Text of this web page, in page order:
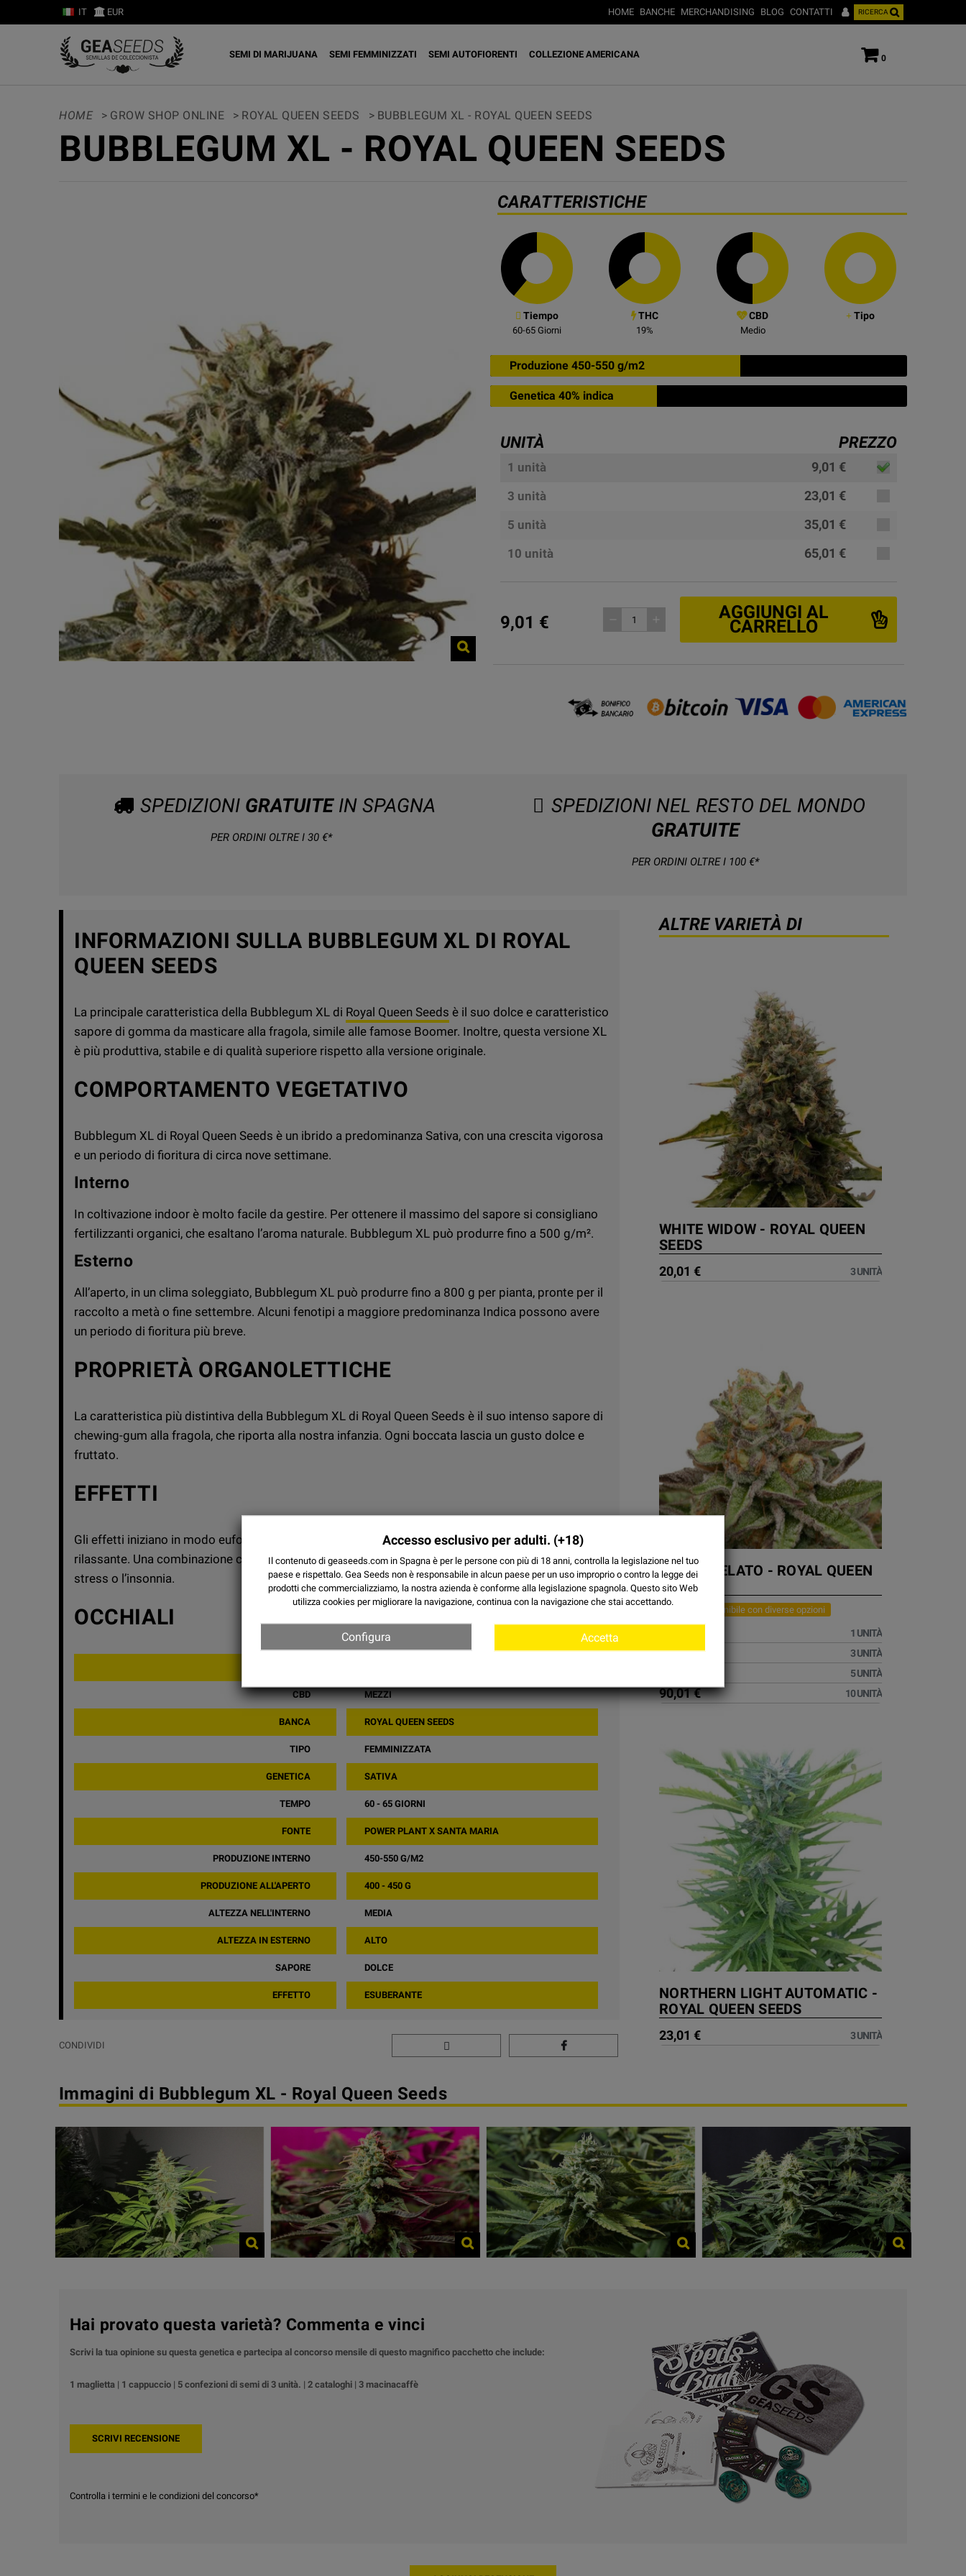
IT EUR HOME BANCHE MERCHANDISING BLOG CONTATTI RICERCA
SEMI DI MARIJUANA SEMI FEMMINIZZATI SEMI AUTOFIORENTI COLLEZIONE AMERICANA 0
HOME > GROW SHOP ONLINE > ROYAL QUEEN SEEDS > BUBBLEGUM XL - ROYAL QUEEN SEEDS
BUBBLEGUM XL - ROYAL QUEEN SEEDS
CARATTERISTICHE
Tiempo
60-65 Giorni
THC
19%
CBD
Medio
Tipo
Produzione 450-550 g/m2
Genetica 40% indica
UNITÀ PREZZO
1 unità 9,01 €
3 unità 23,01 €
5 unità 35,01 €
10 unità 65,01 €
9,01 € add AGGIUNGI AL
CARRELLO
SPEDIZIONI GRATUITEIN SPAGNA
PER ORDINI OLTRE I 30 €*
SPEDIZIONI NEL RESTO DEL MONDO
GRATUITE
PER ORDINI OLTRE I 100 €*
INFORMAZIONI SULLA BUBBLEGUM XL DI ROYAL
QUEEN SEEDS
La principale caratteristica della Bubblegum XL di Royal Queen Seeds è il suo dolce e caratteristico
sapore di gomma da masticare alla fragola, simile alle famose Boomer. Inoltre, questa versione XL
è più produttiva, stabile e di qualità superiore rispetto alla versione originale.
COMPORTAMENTO VEGETATIVO
Bubblegum XL di Royal Queen Seeds è un ibrido a predominanza Sativa, con una crescita vigorosa
e un periodo di fioritura di circa nove settimane.
Interno
In coltivazione indoor è molto facile da gestire. Per ottenere il massimo del sapore si consigliano
fertilizzanti organici, che esaltano l’aroma naturale. Bubblegum XL può produrre fino a 500 g/m².
Esterno
All’aperto, in un clima soleggiato, Bubblegum XL può produrre fino a 800 g per pianta, pronte per il
raccolto a metà o fine settembre. Alcuni fenotipi a maggiore predominanza Indica possono avere
un periodo di fioritura più breve.
PROPRIETÀ ORGANOLETTICHE
La caratteristica più distintiva della Bubblegum XL di Royal Queen Seeds è il suo intenso sapore di
chewing-gum alla fragola, che riporta alla nostra infanzia. Ogni boccata lascia un gusto dolce e
fruttato.
EFFETTI
Gli effetti iniziano in modo euforico e allegro, per poi evolversi in una sensazione profonda e
rilassante. Una combinazione complessa ed equilibrata, ideale anche come supporto contro lo
stress o l’insonnia.
OCCHIALI
CBD MEZZI
BANCA ROYAL QUEEN SEEDS
TIPO FEMMINIZZATA
GENETICA SATIVA
TEMPO 60 - 65 GIORNI
FONTE POWER PLANT X SANTA MARIA
PRODUZIONE INTERNO 450-550 G/M2
PRODUZIONE ALL'APERTO 400 - 450 G
ALTEZZA NELL'INTERNO MEDIA
ALTEZZA IN ESTERNO ALTO
SAPORE DOLCE
EFFETTO ESUBERANTE
CONDIVIDI
ALTRE VARIETÀ DI
WHITE WIDOW - ROYAL QUEEN
SEEDS
20,01 € 3 UNITÀ
GREEN GELATO - ROYAL QUEEN
SEEDS
Prodotto disponibile con diverse opzioni
1 UNITÀ
32,51 € 3 UNITÀ
5 UNITÀ
90,01 € 10 UNITÀ
NORTHERN LIGHT AUTOMATIC -
ROYAL QUEEN SEEDS
23,01 € 3 UNITÀ
Immagini di Bubblegum XL - Royal Queen Seeds
Hai provato questa varietà? Commenta e vinci
Scrivi la tua opinione su questa genetica e partecipa al concorso mensile di questo magnifico pacchetto che include:
1 maglietta | 1 cappuccio | 5 confezioni di semi di 3 unità. | 2 cataloghi | 3 macinacaffè
Controlla i termini e le condizioni del concorso*
Accesso esclusivo per adulti. (+18)
Il contenuto di geaseeds.com in Spagna è per le persone con più di 18 anni, controlla la legislazione nel tuo
paese e rispettalo. Gea Seeds non è responsabile in alcun paese per un uso improprio o contro la legge dei
prodotti che commercializziamo, la nostra azienda è conforme alla legislazione spagnola. Questo sito Web
utilizza cookies per migliorare la navigazione, continua con la navigazione che stai accettando.
Configura Accetta